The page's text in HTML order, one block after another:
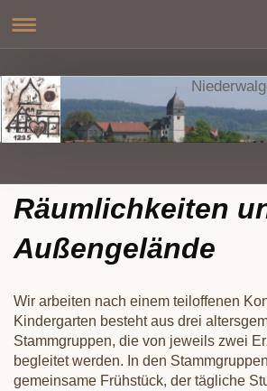
Räumlichkeiten
Außengelände
Wir arbeiten nach einem teiloffenen
Kindergarten besteht aus drei
Stammgruppen, die von jeweils zwei
begleitet werden. In den
gemeinsame Frühstück, der tägliche